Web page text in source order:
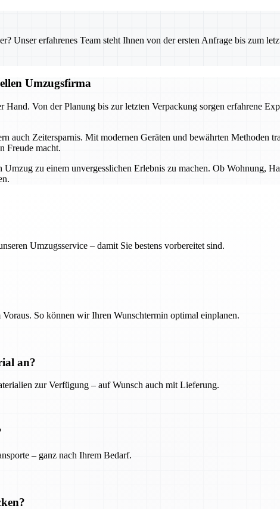
Unser erfahrenes Team steht Ihnen von der ersten Anfrage bis zum
Umzugsfirma
Von der Planung bis zur letzten Verpackung sorgen erfahrene
auch Zeitersparnis. Mit modernen Geräten und bewährten Methoden
Freude macht.
zu einem unvergesslichen Erlebnis zu machen. Ob Wohnung,
Umzugsservice – damit Sie bestens vorbereitet sind.
So können wir Ihren Wunschtermin optimal einplanen.
an?
zur Verfügung – auf Wunsch auch mit Lieferung.
– ganz nach Ihrem Bedarf.